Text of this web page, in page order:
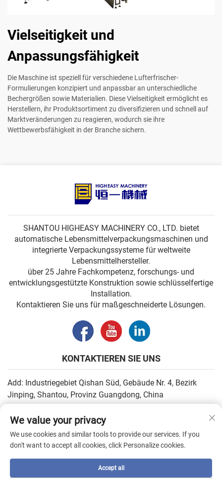
Vielseitigkeit und
Anpassungsfähigkeit
Die Maschine ist speziell für verschiedene Lufterfrischer-
Formulierungen konzipiert und anpassbar an unterschiedliche
Bechergrößen sowie Materialien. Diese Vielseitigkeit ermöglicht es
Herstellern, ihr Produktsortiment zu diversifizieren und schnell auf
Marktveränderungen zu reagieren, wodurch sie ihre
Wettbewerbsfähigkeit in der Branche sichern.
SHANTOU HIGHEASY MACHINERY CO., LTD. bietet
automatische Lebensmittelverpackungsmaschinen und
integrierte Verpackungssysteme für weltweite
Lebensmittelhersteller.
über 25 Jahre Fachkompetenz, forschungs- und
entwicklungsgestützte Konstruktion sowie schlüsselfertige
Installation.
Kontaktieren Sie uns für maßgeschneiderte Lösungen.
KONTAKTIEREN SIE UNS
Add: Industriegebiet Qishan Süd, Gebäude Nr. 4, Bezirk
Jinping, Shantou, Provinz Guangdong, China
+86-13502930779
Datenschutzrichtlinie
We value your privacy
We use cookies and similar tools to provide our services. If you
don't want to accept all cookies, click Personalize cookies.
Accept all